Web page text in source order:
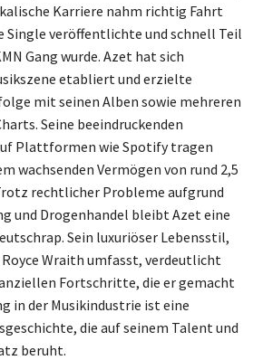
Karriere nahm richtig Fahrt
Single veröffentlichte und schnell Teil
Gang wurde. Azet hat sich
etabliert und erzielte
mit seinen Alben sowie mehreren
Seine beeindruckenden
Plattformen wie Spotify tragen
wachsenden Vermögen von rund 2,5
rechtlicher Probleme aufgrund
und Drogenhandel bleibt Azet eine
Sein luxuriöser Lebensstil,
Wraith umfasst, verdeutlicht
Fortschritte, die er gemacht
in der Musikindustrie ist eine
die auf seinem Talent und
beruht.